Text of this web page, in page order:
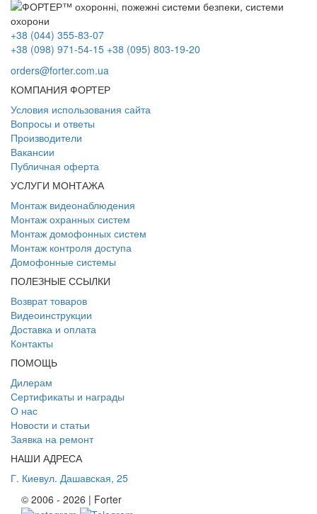
+38 (044) 355-83-07
+38 (098) 971-54-15 +38 (095) 803-19-20
orders@forter.com.ua
КОМПАНИЯ ФОРТЕР
Условия использования сайта
Вопросы и ответы
Производители
Вакансии
Публичная оферта
УСЛУГИ МОНТАЖА
Монтаж видеонаблюдения
Монтаж охранных систем
Монтаж домофонных систем
Монтаж контроля доступа
Домофонные системы
ПОЛЕЗНЫЕ ССЫЛКИ
Возврат товаров
Видеоинструкции
Доставка и оплата
Контакты
ПОМОЩЬ
Дилерам
Сертификаты и награды
О нас
Новости и статьи
Заявка на ремонт
НАШИ АДРЕСА
Г. Киевул. Дашавская, 25
© 2006 - 2026 | Forter